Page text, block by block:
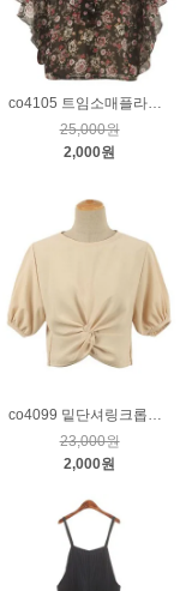
25,000원
2,000원
co4099 밑단셔링크롭튜닉_베이지
23,000원
2,000원